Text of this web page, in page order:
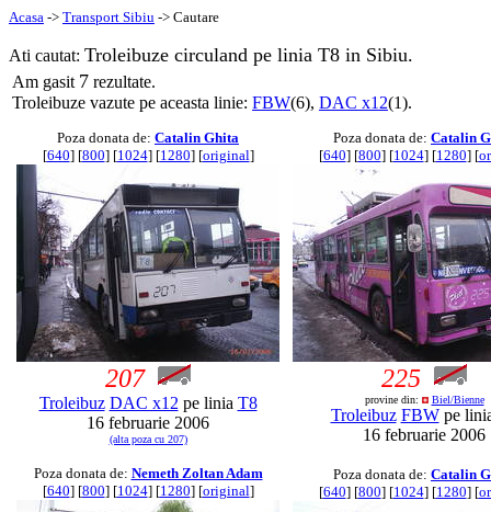
Acasa -> Transport Sibiu -> Cautare
Ati cautat: Troleibuze circuland pe linia T8 in Sibiu.
Am gasit 7 rezultate.
Troleibuze vazute pe aceasta linie: FBW(6), DAC x12(1).
Poza donata de: Catalin Ghita
[640] [800] [1024] [1280] [original]
207
Troleibuz DAC x12 pe linia T8
16 februarie 2006
(alta poza cu 207)
Poza donata de: Catalin
[640] [800] [1024] [1280] [
225
provine din: Biel/Bienne
Troleibuz FBWpe
16 februarie 2006
Poza donata de: Nemeth Zoltan Adam
[640] [800] [1024] [1280] [original]
Poza donata de: Catalin
[640] [800] [1024] [1280] [